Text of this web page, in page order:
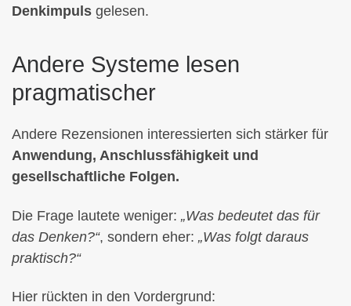
Denkimpuls gelesen.
Andere Systeme lesen
pragmatischer
Andere Rezensionen interessierten sich stärker für
Anwendung, Anschlussfähigkeit und
gesellschaftliche Folgen.
Die Frage lautete weniger: „Was bedeutet das für
das Denken?“, sondern eher: „Was folgt daraus
praktisch?“
Hier rückten in den Vordergrund: